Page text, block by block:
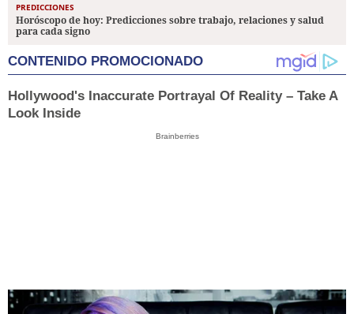
PREDICCIONES
Horóscopo de hoy: Predicciones sobre trabajo, relaciones y salud
para cada signo
CONTENIDO PROMOCIONADO
Hollywood's Inaccurate Portrayal Of Reality – Take A
Look Inside
Brainberries